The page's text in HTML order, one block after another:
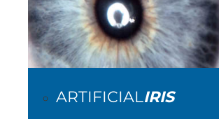
ARTIFICIALIRIS